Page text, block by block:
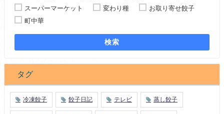
スーパーマーケット
変わり種
お取り寄せ餃子
町中華
検索
タグ
冷凍餃子 餃子日記 テレビ 蒸し餃子